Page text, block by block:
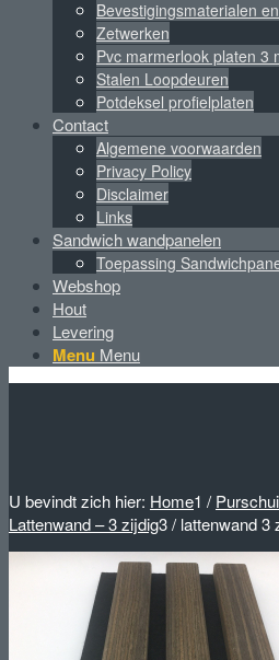
Bevestigingsmaterialen
Zetwerken
Pvc marmerlook platen 3
Stalen Loopdeuren
Potdeksel profielplaten
Contact
Algemene voorwaarden
Privacy Policy
Disclaimer
Links
Sandwich wandpanelen
Toepassing
Webshop
Hout
Levering
Menu Menu
U bevindt zich hier: Home1 /
Lattenwand – 3 zijdig3/ lattenwand 3